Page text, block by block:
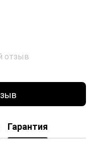
отзыв
Гарантия